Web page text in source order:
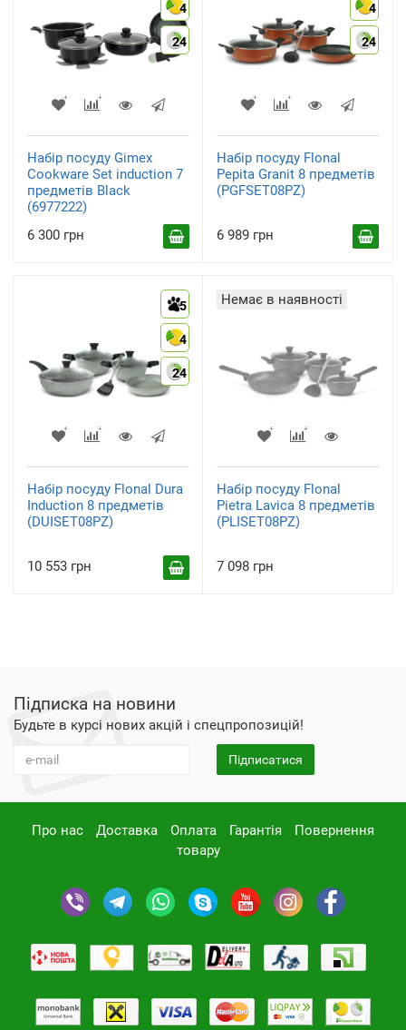
4
24
Набір посуду Gimex
Cookware Set induction 7
предметів Black
(6977222)
6 300 грн
4
24
Набір посуду Flonal
Pepita Granit 8 предметів
(PGFSET08PZ)
6 989 грн
5
4
24
Набір посуду Flonal Dura
Induction 8 предметів
(DUISET08PZ)
10 553 грн
Немає в наявності
Набір посуду Flonal
Pietra Lavica 8 предметів
(PLISET08PZ)
7 098 грн
Підписка на новини
Будьте в курсі нових акцій і спецпропозицій!
Підписатися
Про нас Доставка Оплата Гарантія
Повернення
товару